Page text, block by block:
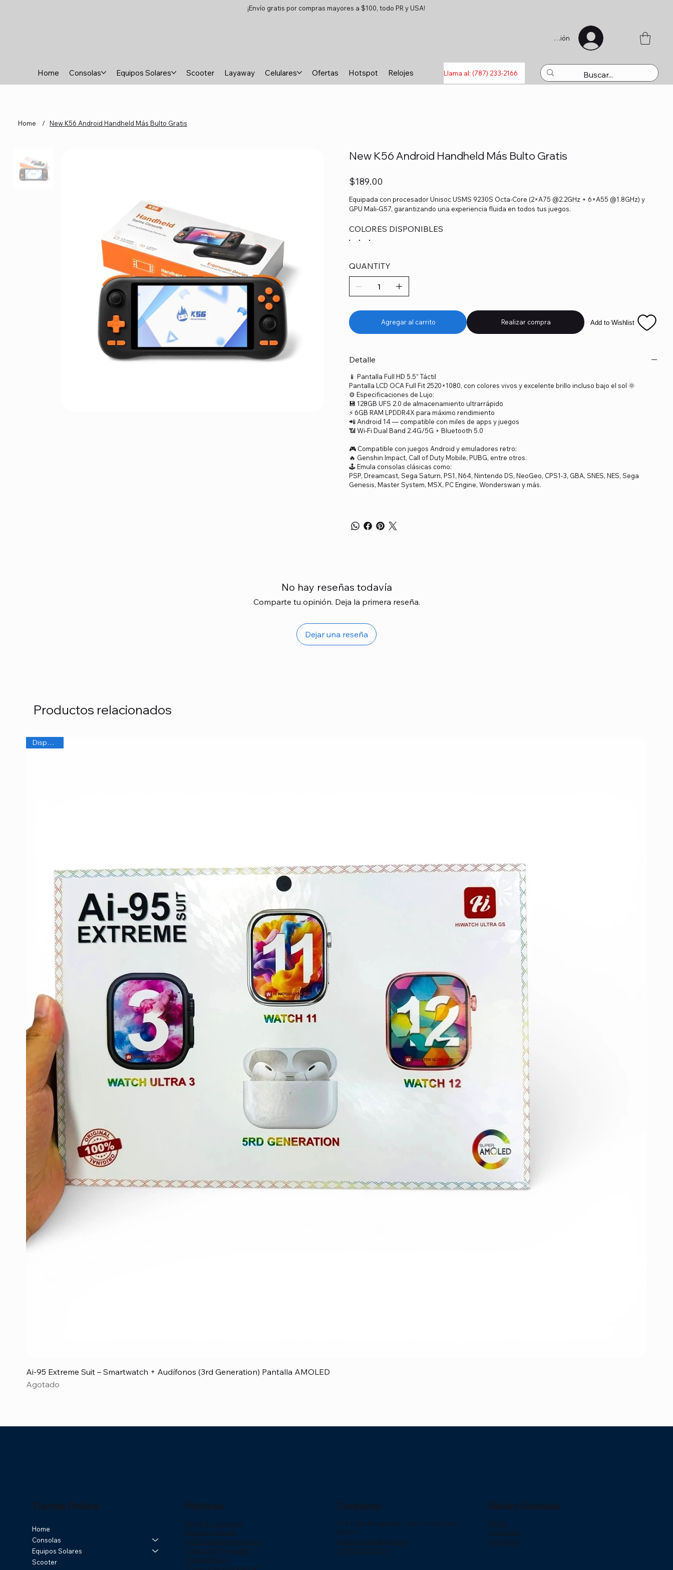
¡Envío gratis por compras mayores a $100, todo PR y USA!
Iniciar sesión
Home Consolas Equipos Solares Scooter Layaway Celulares Ofertas Hotspot Relojes Tablets Bluetooth Laptops Recargas Activaciones
Llama al: (787) 233-2166
Home / New K56 Android Handheld Más Bulto Gratis
New K56 Android Handheld Más Bulto Gratis
Precio
$189.00
Equipada con procesador Unisoc USMS 9230S Octa-Core (2×A75 @2.2GHz + 6×A55 @1.8GHz) y
GPU Mali-G57, garantizando una experiencia fluida en todos tus juegos.
COLORES DISPONIBLES
QUANTITY
Agregar al carrito Realizar compra Add to Wishlist
Detalle
📱 Pantalla Full HD 5.5” Táctil
Pantalla LCD OCA Full Fit 2520×1080, con colores vivos y excelente brillo incluso bajo el sol 🌞
⚙️ Especificaciones de Lujo:
💾 128GB UFS 2.0 de almacenamiento ultrarrápido
⚡ 6GB RAM LPDDR4X para máximo rendimiento
📲 Android 14 — compatible con miles de apps y juegos
📶 Wi-Fi Dual Band 2.4G/5G + Bluetooth 5.0
🎮 Compatible con juegos Android y emuladores retro:
🔥 Genshin Impact, Call of Duty Mobile, PUBG, entre otros.
🕹️ Emula consolas clásicas como:
PSP, Dreamcast, Sega Saturn, PS1, N64, Nintendo DS, NeoGeo, CPS1-3, GBA, SNES, NES, Sega
Genesis, Master System, MSX, PC Engine, Wonderswan y más.
No hay reseñas todavía
Comparte tu opinión. Deja la primera reseña.
Dejar una reseña
Productos relacionados
Vista rápida
Disponible
Ai-95 Extreme Suit – Smartwatch + Audífonos (3rd Generation) Pantalla AMOLED
Agotado
Tienda Online
Home
Consolas
Equipos Solares
Scooter
Politicas
Terms & Conditions
Politicas de Envío
Politica de Devoluciones
Politica de Privacidad
ChargeBacks
Contácto
754 Calle Murgia San Juan, Puerto Rico
00909.
jjelectronicpr@aol.com
+(787) 233-2166
Redes Sociales
TikTok
Instagram
Facebook